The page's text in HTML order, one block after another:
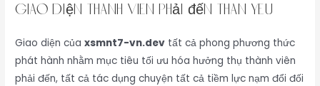
Giao diện thành viên phải đến thân yêu
Giao diện củaxsmnt7-vn.dev tất cả phong phương thức
phát hành nhằm mục tiêu tối ưu hóa hưởng thụ thành viên
phải đến, tất cả tác dụng chuyện tất cả tiềm lực nạm đổi đối